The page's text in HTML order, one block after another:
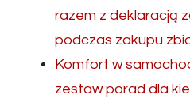
razem z deklaracją
podczas zakupu
Komfort w
zestaw porad dla